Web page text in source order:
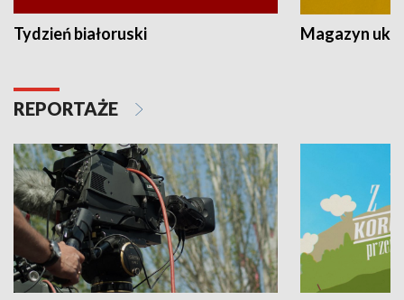
Tydzień białoruski Magazyn
REPORTAŻE